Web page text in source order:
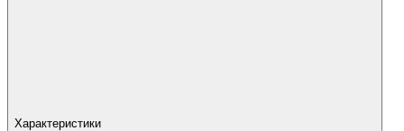
Характеристики